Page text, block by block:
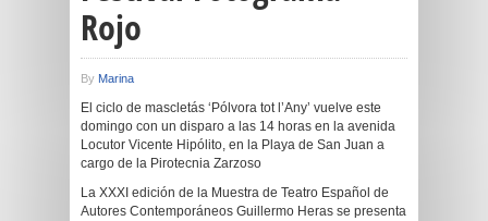
Rojo
By Marina
El ciclo de mascletás ‘Pólvora tot l’Any’ vuelve este
domingo con un disparo a las 14 horas en la avenida
Locutor Vicente Hipólito, en la Playa de San Juan a
cargo de la Pirotecnia Zarzoso
La XXXI edición de la Muestra de Teatro Español de
Autores Contemporáneos Guillermo Heras se presenta